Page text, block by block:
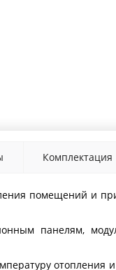
Комплектация
помещений и
панелям,